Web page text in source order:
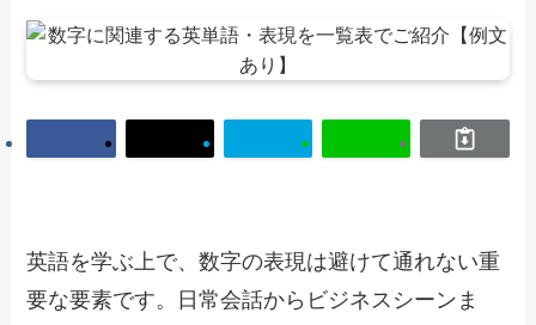
英語を学ぶ上で、数字の表現は避けて通れない重
要な要素です。日常会話からビジネスシーンま